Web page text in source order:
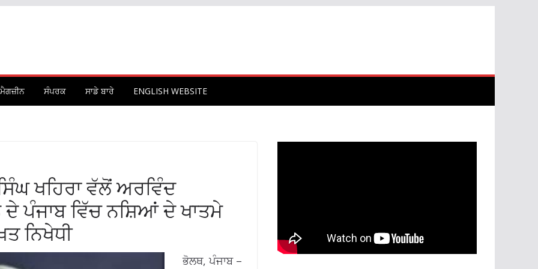
ਮੈਗਜ਼ੀਨ ਸੰਪਰਕ ਸਾਡੇ ਬਾਰੇ ENGLISH WEBSITE
ਖਹਿਰਾ ਵੱਲੋਂ ਅਰਵਿੰਦ
ਪੰਜਾਬ ਵਿੱਚ ਨਸ਼ਿਆਂ ਦੇ ਖਾਤਮੇ
ਨਿਖੇਧੀ
ਭੋਲਥ, ਪੰਜਾਬ –